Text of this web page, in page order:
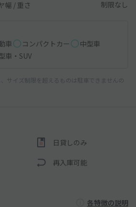
幅 /重さ 制限なし
車 コンパクトカー
中型車
車・SUV
サイズ制限を超えるものは駐車できませんの
日貸しのみ
再入庫可能
各特徴の説明